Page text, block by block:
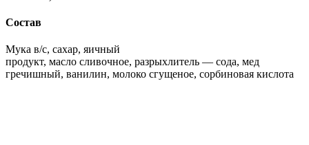
Состав
Мука в/с, сахар, яичный
продукт, масло сливочное, разрыхлитель — сода, мед
гречишный, ванилин, молоко сгущеное, сорбиновая кислота